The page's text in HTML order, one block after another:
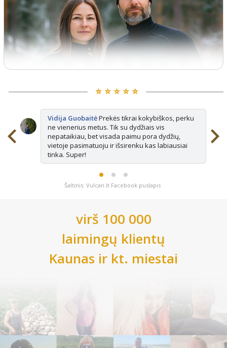
⭐️ ⭐️ ⭐️ ⭐️ ⭐️
Vidija GuobaitėPrekės tikrai kokybiškos, perku
ne vienerius metus. Tik su dydžiais vis
nepataikiau, bet visada paimu pora dydžių,
vietoje pasimatuoju ir išsirenku kas labiausiai
tinka. Super!
Šaltinis: Vulcan.lt Facebook puslapis
virš 100 000
laimingų klientų
Kaunas ir kt. miestai